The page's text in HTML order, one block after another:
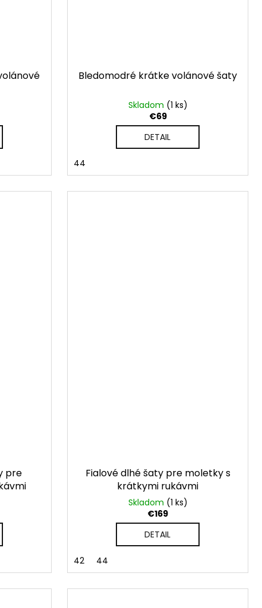
Bledomodré krátke volánové šaty
Skladom (1 ks)
€69
DETAIL
44
pre
Fialové dlhé šaty pre moletky s
krátkymi rukávmi
Skladom (1 ks)
€169
DETAIL
42 44